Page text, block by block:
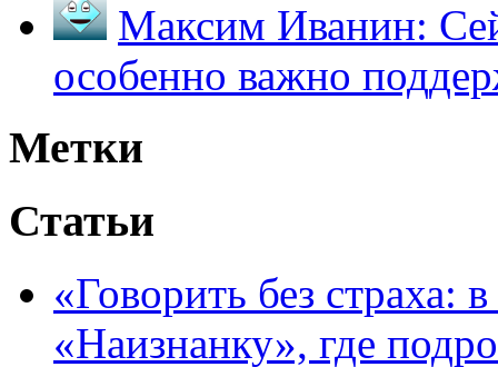
Максим Иванин:
особенно важно
Метки
Статьи
«Говорить без страха:
«Наизнанку», где